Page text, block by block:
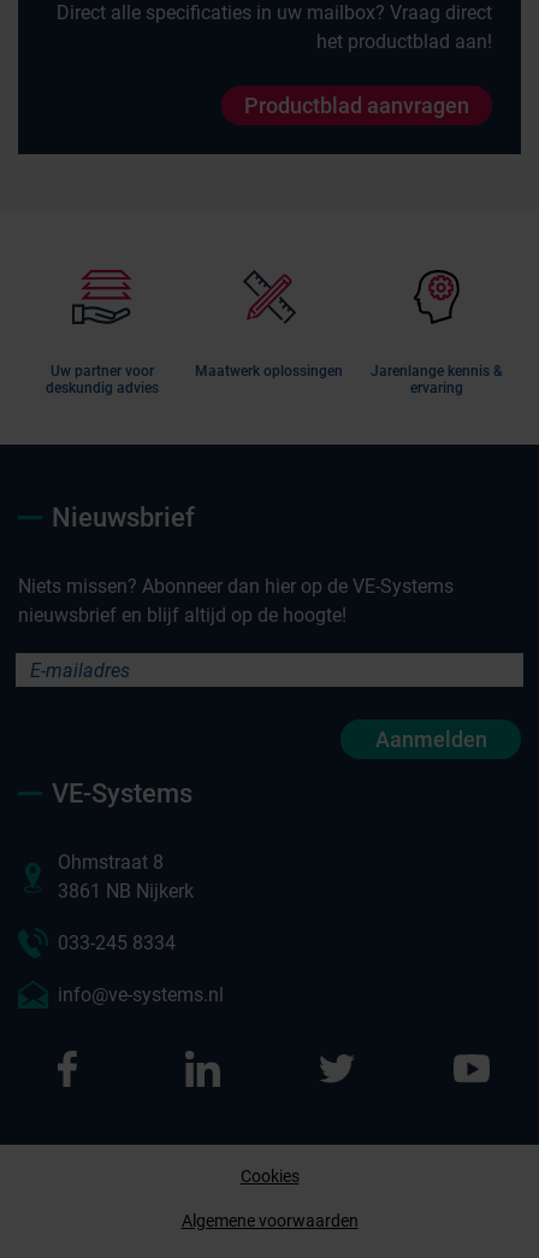
Direct alle specificaties in uw mailbox? Vraag direct
het productblad aan!
Productblad aanvragen
Uw partner voor
deskundig advies
Maatwerk oplossingen
Jarenlange kennis &
ervaring
Nieuwsbrief
Niets missen? Abonneer dan hier op de VE-Systems
nieuwsbrief en blijf altijd op de hoogte!
Aanmelden
VE-Systems
Ohmstraat 8
3861 NB Nijkerk
033-245 8334
info@ve-systems.nl
Cookies
Algemene voorwaarden
Afspraak maken